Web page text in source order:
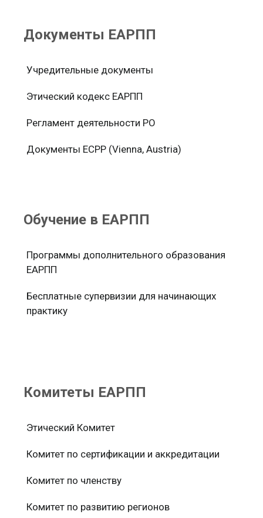
Документы ЕАРПП
Учредительные документы
Этический кодекс ЕАРПП
Регламент деятельности РО
Документы ЕСРР (Vienna, Austria)
Обучение в ЕАРПП
Программы дополнительного образования
ЕАРПП
Бесплатные супервизии для начинающих
практику
Комитеты ЕАРПП
Этический Комитет
Комитет по сертификации и аккредитации
Комитет по членству
Комитет по развитию регионов